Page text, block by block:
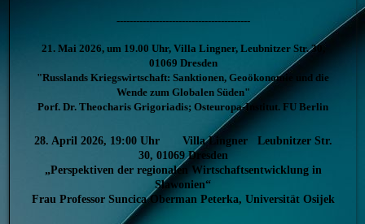
-----------------------------------------
21. Mai 2026, um 19.00 Uhr, Villa Lingner, Leubnitzer Str. 30,
01069 Dresden
"Russlands Kriegswirtschaft: Sanktionen, Geoökonomie und die
Wende zum Globalen Süden"
Porf. Dr. Theocharis Grigoriadis; Osteuropa-Institut. FU Berlin
28. April 2026, 19:00 Uhr Villa Lingner Leubnitzer Str.
30, 01069 Dresden
„Perspektiven der regionalen Wirtschaftsentwicklung in
Slawonien“
Frau Professor Suncica Oberman Peterka, Universität Osijek